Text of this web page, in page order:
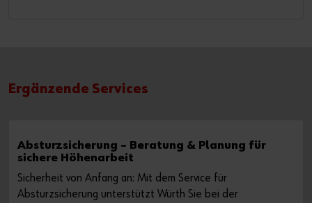
Ergänzende Services
Absturzsicherung – Beratung & Planung für
sichere Höhenarbeit
Sicherheit von Anfang an: Mit dem Service für
Absturzsicherung unterstützt Würth Sie bei der